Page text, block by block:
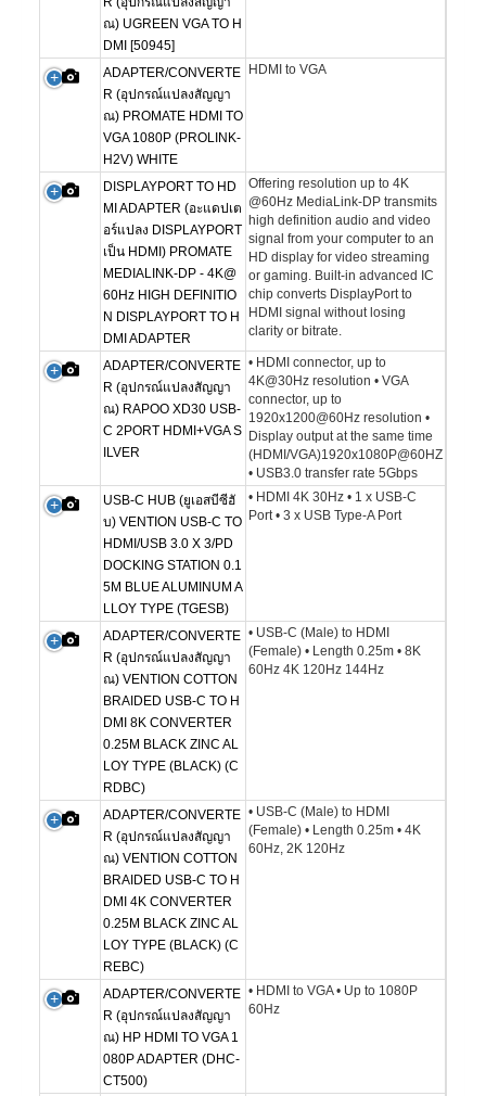
ณ) UGREEN VGA TO H
DMI [50945]
ADAPTER/CONVERTE
R (อุปกรณ์แปลงสัญญา
ณ) PROMATE HDMI TO
VGA 1080P (PROLINK-
H2V) WHITE
HDMI to VGA
DISPLAYPORT TO HD
MI ADAPTER (อะแดปเต
อร์แปลง DISPLAYPORT
เป็น HDMI) PROMATE
MEDIALINK-DP - 4K@
60Hz HIGH DEFINITIO
N DISPLAYPORT TO H
DMI ADAPTER
Offering resolution up to 4K
@60Hz MediaLink-DP transmits
high definition audio and video
signal from your computer to an
HD display for video streaming
or gaming. Built-in advanced IC
chip converts DisplayPort to
HDMI signal without losing
clarity or bitrate.
ADAPTER/CONVERTE
R (อุปกรณ์แปลงสัญญา
ณ) RAPOO XD30 USB-
C 2PORT HDMI+VGA S
ILVER
• HDMI connector, up to
4K@30Hz resolution • VGA
connector, up to
1920x1200@60Hz resolution •
Display output at the same time
(HDMI/VGA)1920x1080P@60HZ
• USB3.0 transfer rate 5Gbps
USB-C HUB (ยูเอสบีซีฮั
บ) VENTION USB-C TO
HDMI/USB 3.0 X 3/PD
DOCKING STATION 0.1
5M BLUE ALUMINUM A
LLOY TYPE (TGESB)
• HDMI 4K 30Hz • 1 x USB-C
Port • 3 x USB Type-A Port
ADAPTER/CONVERTE
R (อุปกรณ์แปลงสัญญา
ณ) VENTION COTTON
BRAIDED USB-C TO H
DMI 8K CONVERTER
0.25M BLACK ZINC AL
LOY TYPE (BLACK) (C
RDBC)
• USB-C (Male) to HDMI
(Female) • Length 0.25m • 8K
60Hz 4K 120Hz 144Hz
ADAPTER/CONVERTE
R (อุปกรณ์แปลงสัญญา
ณ) VENTION COTTON
BRAIDED USB-C TO H
DMI 4K CONVERTER
0.25M BLACK ZINC AL
LOY TYPE (BLACK) (C
REBC)
• USB-C (Male) to HDMI
(Female) • Length 0.25m • 4K
60Hz, 2K 120Hz
ADAPTER/CONVERTE
R (อุปกรณ์แปลงสัญญา
ณ) HP HDMI TO VGA 1
080P ADAPTER (DHC-
CT500)
• HDMI to VGA • Up to 1080P
60Hz